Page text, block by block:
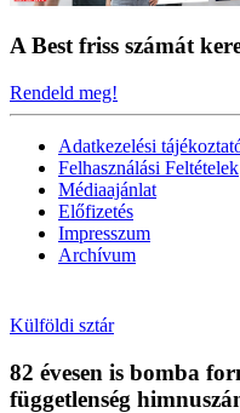
A Best friss számát
Rendeld meg!
Adatkezelési
Felhasználási Feltételek
Médiaajánlat
Előfizetés
Impresszum
Archívum
Külföldi sztár
82 évesen is bomba
függetlenség